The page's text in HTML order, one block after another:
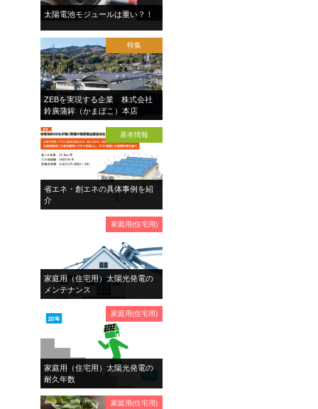
太陽電池モジュールは重い？！
特集
ZEBを実現する企業 株式会社
鈴廣蒲鉾（かまぼこ）本店
基本情報
省エネ・創エネの具体事例を紹
介
家庭用(住宅用)
家庭用（住宅用）太陽光発電の
メンテナンス
家庭用(住宅用)
家庭用（住宅用）太陽光発電の
耐久年数
家庭用(住宅用)